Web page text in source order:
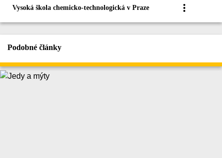
Vysoká škola chemicko-technologická v Praze
Podobné články